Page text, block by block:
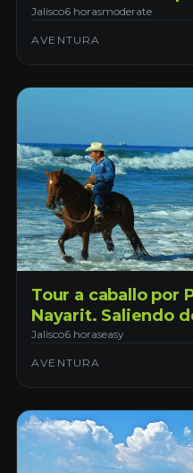
de Nayarit.
Jalisco6 horasmoderate
AVENTURA
Tour a caballo por
Nayarit. Saliendo
Jalisco6 horaseasy
AVENTURA